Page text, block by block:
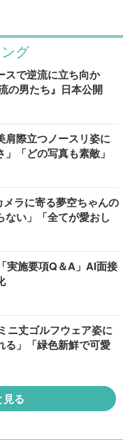
グ
スで逆流に立ち向か
の男たち』日本公開
肩際立つノースリ姿に
「どの写真も素敵」
ラに寄る夢空ちゃんの
ない」「全てが愛おし
実施要項Q＆A」AI面接
ニ丈ゴルフウェア姿に
る」「緑色新鮮で可愛
見る